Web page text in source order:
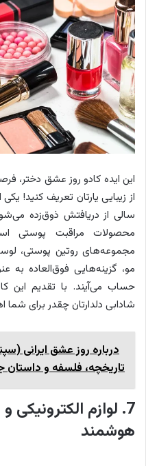
این ایده کادو روز عشق دختر،
از زیبایی یارتان تعریف کنید!
سالی از دریافتش ذوق‌زده
محصولات مراقبت پوستی
مجموعه‌های روتین پوستی،
مو، گزینه‌هایی فوق‌العاده به
حساب می‌آیند. با تقدیم این
شادابی دلدارتان چقدر برای شما
درباره روز عشق ایرانی
تاریخچه، فلسفه و
7. لوازم
هوشمند